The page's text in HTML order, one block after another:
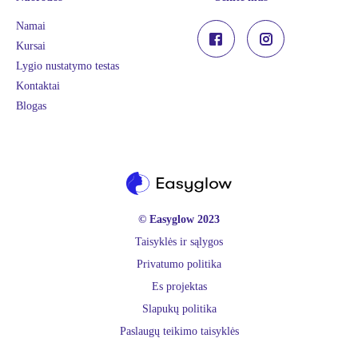
Namai
Kursai
Lygio nustatymo testas
Kontaktai
Blogas
© Easyglow 2023
Taisyklės ir sąlygos
Privatumo politika
Es projektas
Slapukų politika
Paslaugų teikimo taisyklės